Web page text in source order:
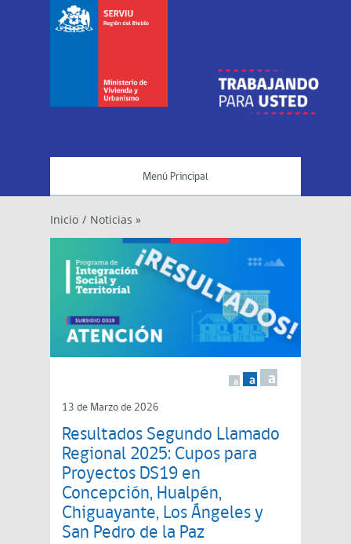
Menú Principal
Inicio / Noticias »
a a a
13 de Marzo de 2026
Resultados Segundo Llamado
Regional 2025: Cupos para
Proyectos DS19 en
Concepción, Hualpén,
Chiguayante, Los Ángeles y
San Pedro de la Paz